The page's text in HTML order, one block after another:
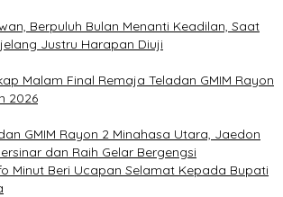
Berpuluh Bulan Menanti Keadilan, Saat
Justru Harapan Diuji
Malam Final Remaja Teladan GMIM Rayon
2026
GMIM Rayon 2 Minahasa Utara, Jaedon
dan Raih Gelar Bergengsi
Minut Beri Ucapan Selamat Kepada Bupati